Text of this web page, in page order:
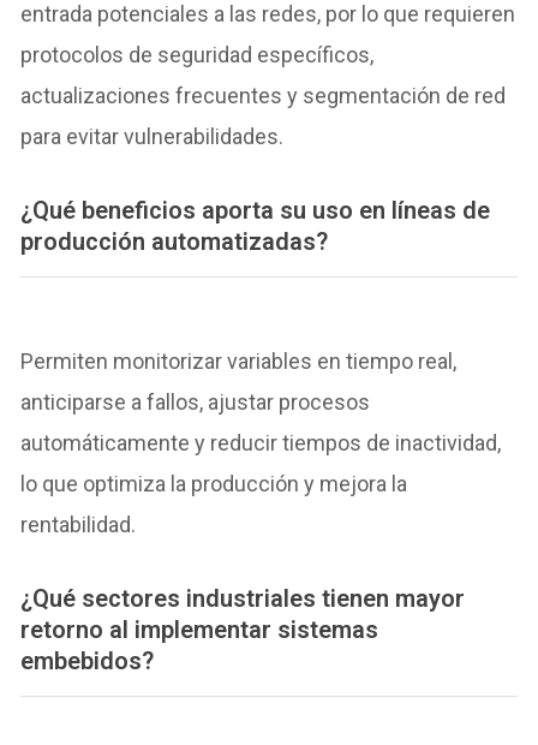
entrada potenciales a las redes, por lo que requieren
protocolos de seguridad específicos,
actualizaciones frecuentes y segmentación de red
para evitar vulnerabilidades.
¿Qué beneficios aporta su uso en líneas de
producción automatizadas?
Permiten monitorizar variables en tiempo real,
anticiparse a fallos, ajustar procesos
automáticamente y reducir tiempos de inactividad,
lo que optimiza la producción y mejora la
rentabilidad.
¿Qué sectores industriales tienen mayor
retorno al implementar sistemas
embebidos?